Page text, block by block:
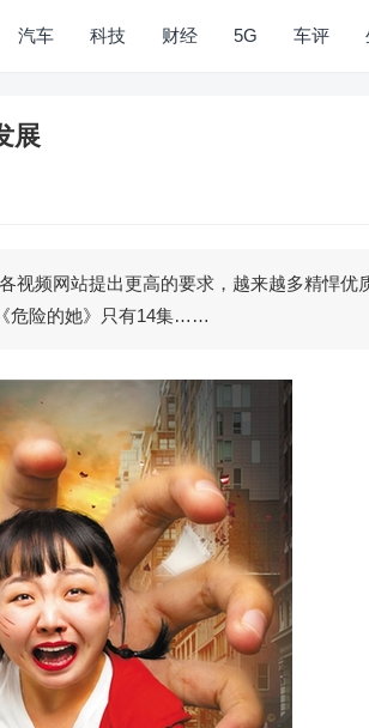
汽车 科技 财经 5G 车评
展
视频网站提出更高的要求，越来越多精悍优
危险的她》只有14集……